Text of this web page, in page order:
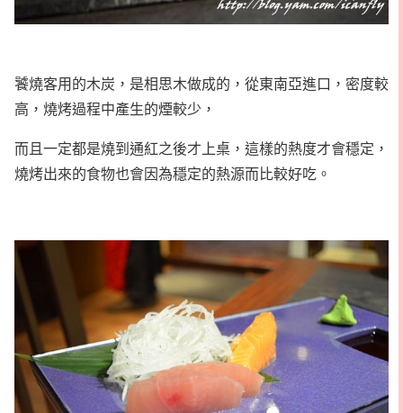
饕燒客用的木炭，是相思木做成的，從東南亞進口，密度較
高，燒烤過程中產生的煙較少，
而且一定都是燒到通紅之後才上桌，這樣的熱度才會穩定，
燒烤出來的食物也會因為穩定的熱源而比較好吃。